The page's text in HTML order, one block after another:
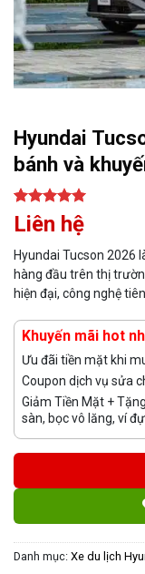
Hyundai
bánh và
5.00trên 5
dựa trên
1Liên hệ
Hyundai Tucson 2026
hàng đầu trên thị
hiện đại, công nghệ
Khuyến mãi hot
Ưu đãi tiền mặt khi
Coupon dịch vụ sửa
Giảm Tiền Mặt +
sàn, bọc vô lăng, ví
Danh mục: Xe du lịch